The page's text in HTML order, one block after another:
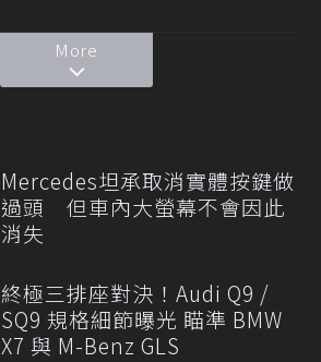
More
Mercedes坦承取消實體按鍵做
過頭 但車內大螢幕不會因此
消失
終極三排座對決！Audi Q9 /
SQ9 規格細節曝光 瞄準 BMW
X7 與 M-Benz GLS